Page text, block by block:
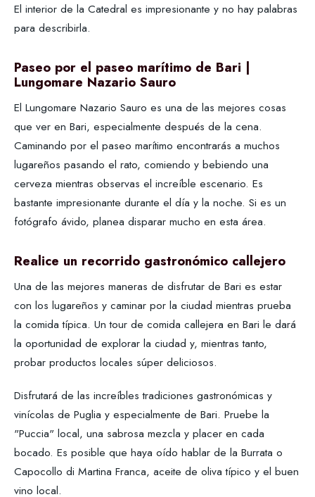
El interior de la Catedral es impresionante y no hay palabras
para describirla.
Paseo por el paseo marítimo de Bari |
Lungomare Nazario Sauro
El Lungomare Nazario Sauro es una de las mejores cosas
que ver en Bari, especialmente después de la cena.
Caminando por el paseo marítimo encontrarás a muchos
lugareños pasando el rato, comiendo y bebiendo una
cerveza mientras observas el increíble escenario. Es
bastante impresionante durante el día y la noche. Si es un
fotógrafo ávido, planea disparar mucho en esta área.
Realice un recorrido gastronómico callejero
Una de las mejores maneras de disfrutar de Bari es estar
con los lugareños y caminar por la ciudad mientras prueba
la comida típica. Un tour de comida callejera en Bari le dará
la oportunidad de explorar la ciudad y, mientras tanto,
probar productos locales súper deliciosos.
Disfrutará de las increíbles tradiciones gastronómicas y
vinícolas de Puglia y especialmente de Bari. Pruebe la
"Puccia" local, una sabrosa mezcla y placer en cada
bocado. Es posible que haya oído hablar de la Burrata o
Capocollo di Martina Franca, aceite de oliva típico y el buen
vino local.